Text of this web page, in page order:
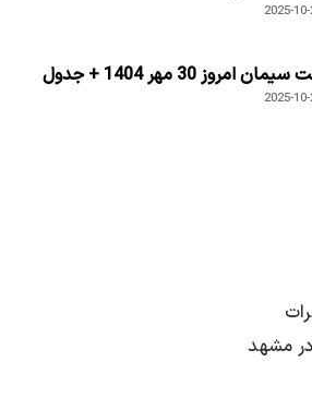
2025-
امروز 30 مهر 1404 + جدول
2025-
مشهد